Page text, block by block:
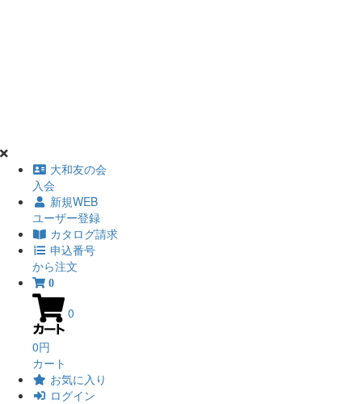
大和友の会
入会
新規WEB
ユーザー登録
カタログ請求
申込番号
から注文
0
0
0円
カート
お気に入り
ログイン